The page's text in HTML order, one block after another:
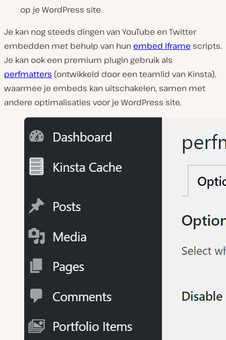
op je WordPress site.
Je kan nog steeds dingen van YouTube en Twitter
embedden met behulp van hun embed iframe scripts.
Je kan ook een premium plugin gebruik als
perfmatters (ontwikkeld door een teamlid van Kinsta),
waarmee je embeds kan uitschakelen, samen met
andere optimalisaties voor je WordPress site.